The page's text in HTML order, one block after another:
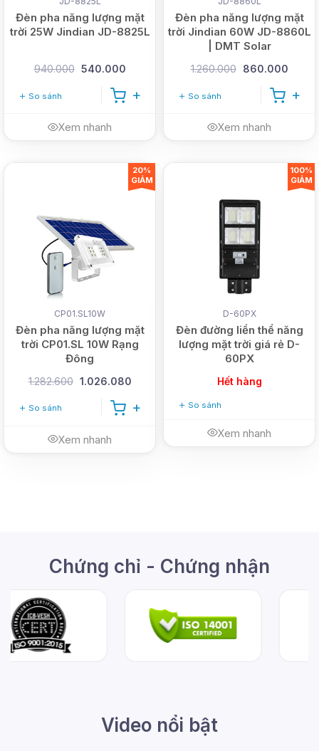
Đèn pha năng lượng mặt
trời 25W Jindian JD-8825L
940.000 540.000
So sánh
Xem nhanh
Đèn pha năng lượng mặt
trời Jindian 60W JD-8860L
| DMT Solar
1.260.000 860.000
So sánh
Xem nhanh
CP01.SL10W
Đèn pha năng lượng mặt
trời CP01.SL 10W Rạng
Đông
1.282.600 1.026.080
So sánh
Xem nhanh
20%
GIẢM
D-60PX
Đèn đường liền thể năng
lượng mặt trời giá rẻ D-
60PX
Hết hàng
So sánh
Xem nhanh
100%
GIẢM
Chứng chỉ - Chứng nhận
Video nổi bật